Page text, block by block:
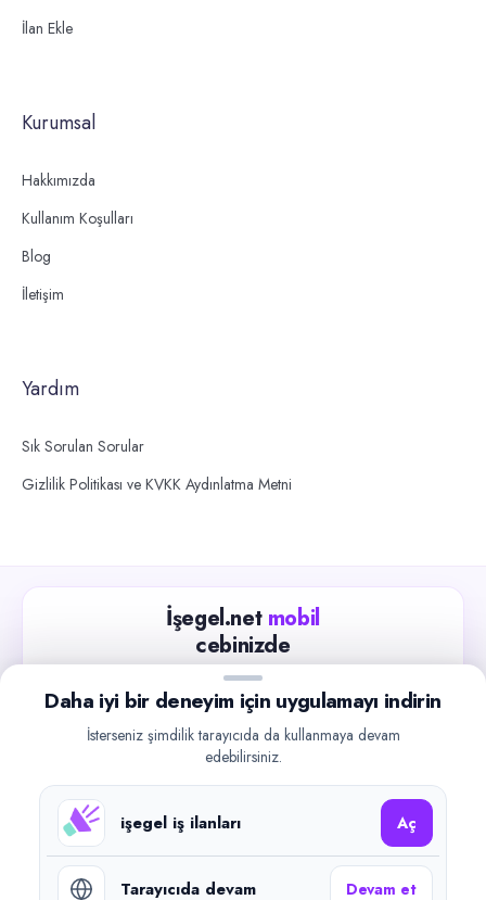
İlan Ekle
Kurumsal
Hakkımızda
Kullanım Koşulları
Blog
İletişim
Yardım
Sık Sorulan Sorular
Gizlilik Politikası ve KVKK Aydınlatma Metni
İşegel.net mobil
cebinizde
Güncel iş ilanlarını takip edin, işverenlerle hızlıca
iletişime geçin.
Google Play
©2026işegel.net. Tüm hakları saklıdır.
Daha iyi bir deneyim için uygulamayı indirin
İsterseniz şimdilik tarayıcıda da kullanmaya devam
edebilirsiniz.
işegel iş ilanları Aç
Tarayıcıda devam Devam et